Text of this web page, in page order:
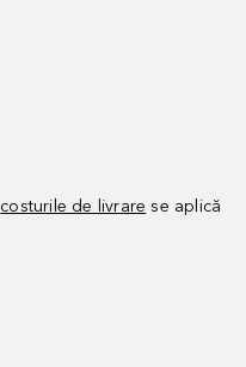
costurile de livrare se aplică